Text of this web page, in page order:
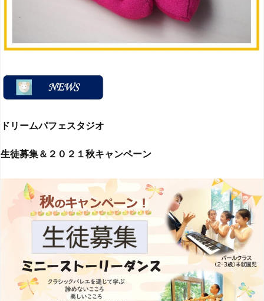
ドリームパフェスタジオ
生徒募集＆２０２１秋キャンペーン